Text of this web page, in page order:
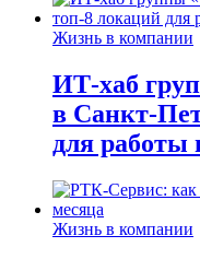
Жизнь в компании
ИТ-хаб
в Санкт-
для работы
Жизнь в компании